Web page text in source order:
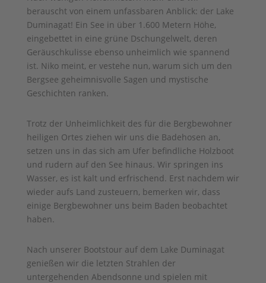
berauscht von einem unfassbaren Anblick: der Lake
Duminagat! Ein See in über 1.600 Metern Höhe,
eingebettet in eine grüne Dschungelwelt, deren
Geräuschkulisse ebenso unheimlich wie spannend
ist. Niko meint, er vestehe nun, warum sich um den
Bergsee geheimnisvolle Sagen und mystische
Geschichten ranken.
Trotz der Unheimlichkeit des für die Bergbewohner
heiligen Ortes ziehen wir uns die Badehosen an,
setzen uns in das sich am Ufer befindliche Holzboot
und rudern auf den See hinaus. Wir springen ins
Wasser, es ist kalt und erfrischend. Erst nachdem wir
wieder aufs Land zusteuern, bemerken wir, dass
einige Bergbewohner uns beim Baden beobachtet
haben.
Nach unserer Bootstour auf dem Lake Duminagat
genießen wir die letzten Strahlen der
untergehenden Abendsonne und spielen mit